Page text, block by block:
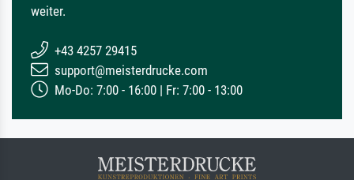
weiter.
+43 4257 29415
support@meisterdrucke.com
Mo-Do: 7:00 - 16:00 | Fr: 7:00 - 13:00